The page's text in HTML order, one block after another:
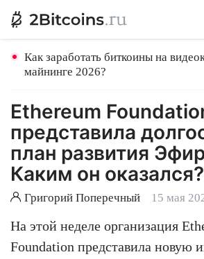
Как заработать биткоины на
майнинге 2026?
Ethereum
представила
план развития
Каким он оказался?
Григорий Поперечный 15 мая
На этой неделе организация
Foundation представила новую